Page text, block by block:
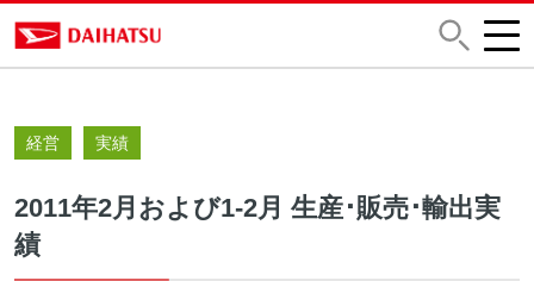
経営 実績
2011年2月および1-2月 生産･販売･輸出実
績